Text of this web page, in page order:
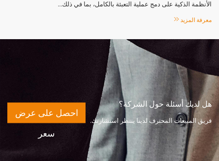
الأنظمة الذكية على دمج عملية التعبئة بالكامل، بما في ذلك...
معرفة المزيد
هل لديك أسئلة حول الشركة؟
فريق المبيعات المحترف لدينا ينتظر استشارتك.
احصل على عرض
سعر